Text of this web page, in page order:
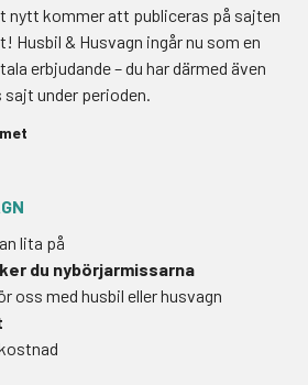
nytt kommer att publiceras på sajten
Husbil & Husvagn ingår nu som en
erbjudande – du har därmed även
under perioden.
lita på
du nybörjarmissarna
oss med husbil eller husvagn